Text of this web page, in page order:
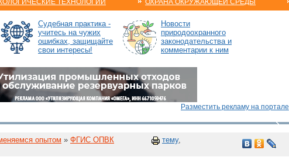
ТЕХНОЛОГИИ
ОХРАНА ОКРУЖАЮЩЕЙ СРЕДЫ
Судебная практика -
учитесь на чужих
ошибках, защищайте
свои интересы!
Новости
природоохранного
законодательства и
комментарии к ним
Разместить рекламу на портале
опытом » ФГИС ОПВК тему,